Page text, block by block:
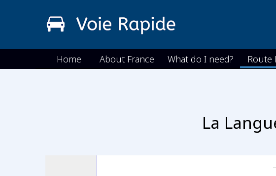
Home About France What do I need? Route
La